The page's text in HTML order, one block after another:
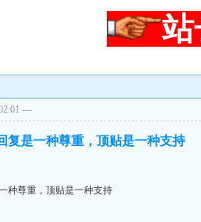
站
---
复是一种尊重，顶贴是一种支持
种尊重，顶贴是一种支持